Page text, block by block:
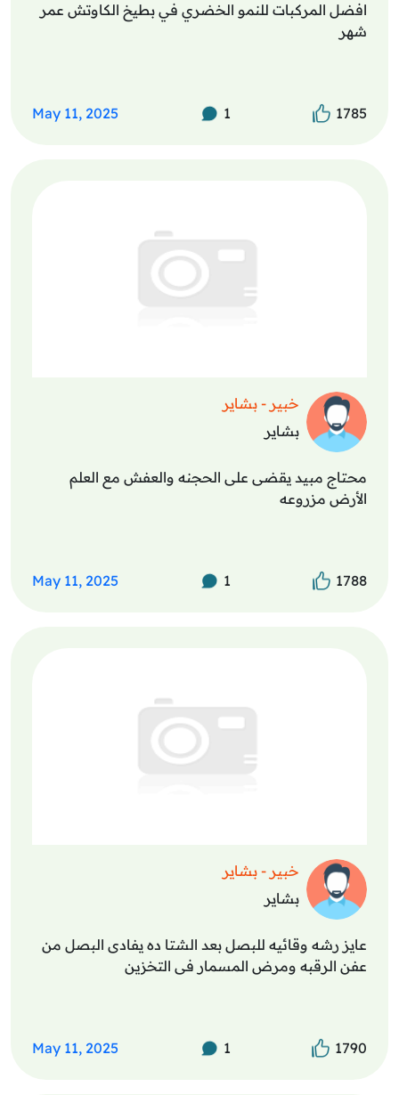
افضل المركبات للنمو الخضري في بطيخ الكاوتش عمر
شهر
1785
1
May 11, 2025
خبير - بشاير
بشاير
محتاج مبيد يقضى على الحجنه والعفش مع العلم
الأرض مزروعه
1788
1
May 11, 2025
خبير - بشاير
بشاير
عايز رشه وقائيه للبصل بعد الشتا ده يفادى البصل من
عفن الرقبه ومرض المسمار فى التخزين
1790
1
May 11, 2025